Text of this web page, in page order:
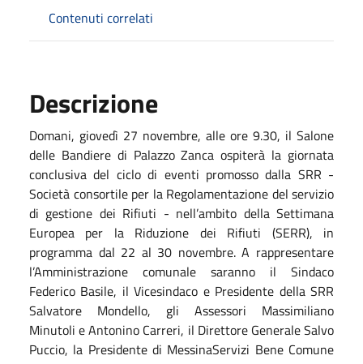
Contenuti correlati
Descrizione
Domani, giovedì 27 novembre, alle ore 9.30, il Salone
delle Bandiere di Palazzo Zanca ospiterà la giornata
conclusiva del ciclo di eventi promosso dalla SRR -
Società consortile per la Regolamentazione del servizio
di gestione dei Rifiuti - nell’ambito della Settimana
Europea per la Riduzione dei Rifiuti (SERR), in
programma dal 22 al 30 novembre.A rappresentare
l’Amministrazione comunale saranno il Sindaco
Federico Basile, il Vicesindaco e Presidente della SRR
Salvatore Mondello, gli Assessori Massimiliano
Minutoli e Antonino Carreri, il Direttore Generale Salvo
Puccio, la Presidente di MessinaServizi Bene Comune